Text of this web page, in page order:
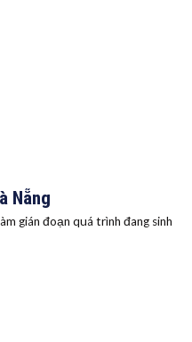
Nẵng
gián đoạn quá trình đang sinh